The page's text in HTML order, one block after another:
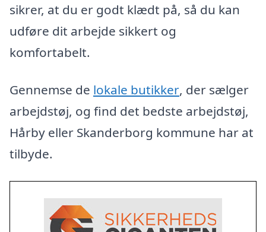
sikrer, at du er godt klædt på, så du kan
udføre dit arbejde sikkert og
komfortabelt.
Gennemse de lokale butikker, der sælger
arbejdstøj, og find det bedste arbejdstøj,
Hårby eller Skanderborg kommune har at
tilbyde.